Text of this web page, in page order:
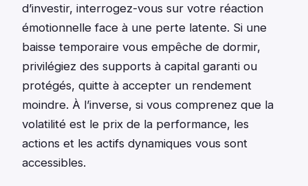
d’investir, interrogez-vous sur votre réaction
émotionnelle face à une perte latente. Si une
baisse temporaire vous empêche de dormir,
privilégiez des supports à capital garanti ou
protégés, quitte à accepter un rendement
moindre. À l’inverse, si vous comprenez que la
volatilité est le prix de la performance, les
actions et les actifs dynamiques vous sont
accessibles.